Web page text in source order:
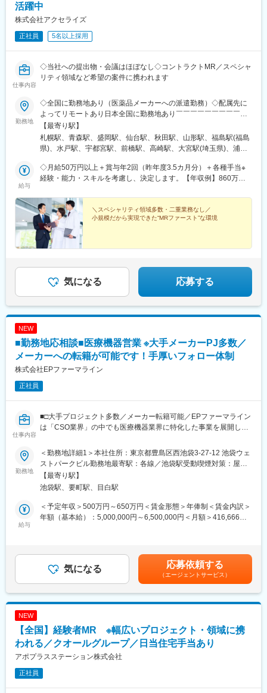
活躍中
株式会社アクセライズ
正社員 5名以上採用
仕事内容
◇当社への提出物・会議はほぼなし◇コントラクトMR／スペシャ
リティ領域など希望の案件に携われます
勤務地
◇全国に勤務地あり（医薬品メーカーへの派遣勤務）◇配属先に
よってリモートあり日本全国に勤務地あり￣￣￣￣￣￣￣￣￣￣
北海道から沖縄県まで…日本全国に勤務地があります。配属先に
ついては希望を最大限に考慮して決定！U・Iターン就職も大歓迎
です。
【最寄り駅】
札幌駅、青森駅、盛岡駅、仙台駅、秋田駅、山形駅、福島駅(福島
県)、水戸駅、宇都宮駅、前橋駅、高崎駅、大宮駅(埼玉県)、浦和
都)、横浜駅、京急川崎駅、新潟駅、富山駅、金沢駅、福井駅、甲
府駅、長野駅、岐阜駅、静岡駅、名古屋駅、津駅、大津駅、京都
駅、岡山駅、広島駅、山口駅(山口県)、徳島駅、高松駅(香川県)、
松山駅(愛媛県)、高知駅、博多駅、佐賀駅、長崎駅(長崎県)、熊本
駅、大分駅、宮崎駅、鹿児島中央駅前駅、さっぽろ駅、仙台駅(地
下鉄)、曽根田駅、宇都宮駅東口駅、中央前橋駅、京成千葉駅、船
橋駅、新宿駅(東京メトロ)、二重橋前駅、三越前駅、新高島駅、川
古屋駅、上栄町駅、西梅田駅、ハーバーランド駅、田中口駅、岡
山駅前駅、高松築港駅、ＪＲ松山駅前駅、高知駅前駅、祇園駅(福
岡県)、長崎駅前駅、熊本駅前駅、高見橋駅、北１２条駅、あおば
通駅、東宿郷駅、栄町駅(千葉県)、京成船橋駅、新宿駅、大手町駅
(東京都)、茅場町駅、高島町駅、電鉄富山駅、福井城址大名町駅、
鹿児島中央駅
給与
◇月給50万円以上＋賞与年2回（昨年度3.5カ月分）＋各種手当※
経験・能力・スキルを考慮し、決定します。【年収例】860万円
700万円／30歳（月給51万円+賞与）
＼スペシャリティ領域多数・二重業務なし／
小規模だから実現できた“MRファースト”な環境
気になる 応募する
NEW
■勤務地応相談■医療機器営業 ※大手メーカーPJ多数／
メーカーへの転籍が可能です！手厚いフォロー体制
株式会社EPファーマライン
正社員
仕事内容
■□大手プロジェクト多数／メーカー転籍可能／EPファーマライン
は「CSO業界」の中でも医療機器業界に特化した事業を展開して
■募集概要：
EPファーマラインは「CSO業界」の中でも医療機器業界に特化し
た事業を展開している、国内でも数少ない大手企業です！現在医
療業界での営業経験をお持ちの方を対象に、医療機器の営業担当
を募集しております。
当社では大手メーカーの案件を数多く保有しており、カテーテ
ル、検査機器、電子カルテ、中には医療系Saas製品など幅広いア
医療業界内でのキャリアアップを考えている方、メーカーへの転
職を視野に入れている方等、全力でサポートいたしますので是非
ご応募ください！
■優良案件多数／メーカー転籍を支援
他社では見かけないような大手メーカーの案件や最先端製品の案
件を保有しています。また原則、将来的にクライアント先への転
籍も視野に入れた内容で案件を受注しています。(＝将来的に医療
勤務地
＜勤務地詳細1＞本社住所：東京都豊島区西池袋3-27-12 池袋ウェ
ストパークビル勤務地最寄駅：各線／池袋駅受動喫煙対策：屋内
全面禁煙＜勤務地詳細2＞全国勤務(希望勤務地考慮)住所：全国に
営業所がございます。配属先は入社後に確定します。希望勤務地
より異なります。）変更の範囲：会社の定める事業所
【最寄り駅】
池袋駅、要町駅、目白駅
給与
＜予定年収＞500万円～650万円＜賃金形態＞年俸制＜賃金内訳＞
年額（基本給）：5,000,000円～6,500,000円＜月額＞416,666円
気になる 応募依頼する
（エージェントサービス）
NEW
【全国】経験者MR ※幅広いプロジェクト・領域に携
われる／クオールグループ／日当住宅手当あり
アポプラスステーション株式会社
正社員